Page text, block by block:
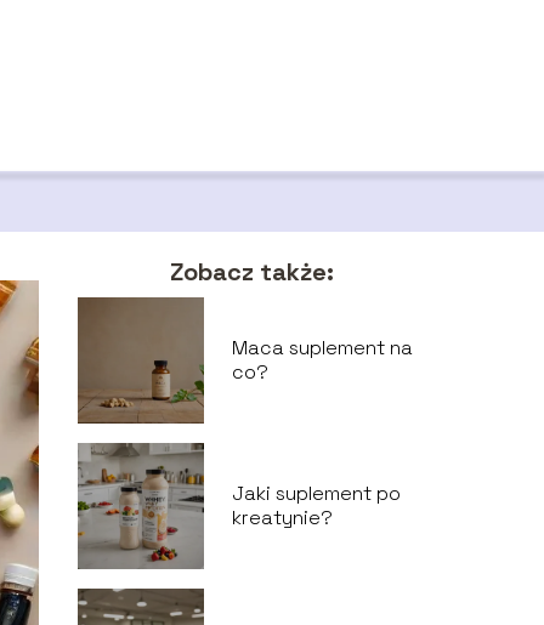
Zobacz także:
Maca suplement na
co?
Jaki suplement po
kreatynie?